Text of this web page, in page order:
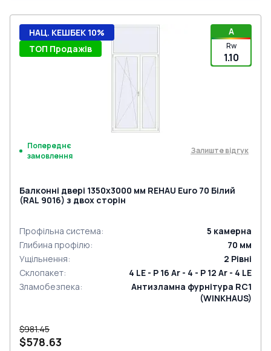
A
Rw
1.10
НАЦ. КЕШБЕК 10%
ТОП Продажів
Попереднє
замовлення
Залиште відгук
Балконні двері 1350x3000 мм REHAU Euro 70 Білий
(RAL 9016) з двох сторін
Профільна система: 5 камерна
Глибина профілю: 70 мм
Ущільнення: 2 Рівні
Склопакет:
4 LE - P 16 Ar - 4 - P 12 Ar - 4 LE
Зламобезпека:
Антизламна фурнітура RC1
(WINKHAUS)
$981.45
$578.63